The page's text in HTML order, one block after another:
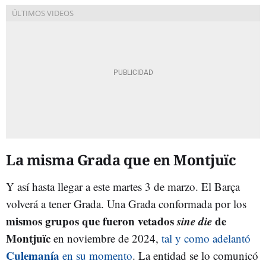
La misma Grada que en Montjuïc
Y así hasta llegar a este martes 3 de marzo. El Barça
volverá a tener Grada. Una Grada conformada por los
mismos grupos que fueron vetadossine diede
Montjuïc en noviembre de 2024, tal y como adelantó
Culemanía en su momento. La entidad se lo comunicó